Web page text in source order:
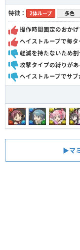
特徴： 2体ループ 多色
操作時間固定のおか
ヘイストループで毎
軽減を持たないため
攻撃タイプの縛りが
ヘイストループでサ
▶︎マ